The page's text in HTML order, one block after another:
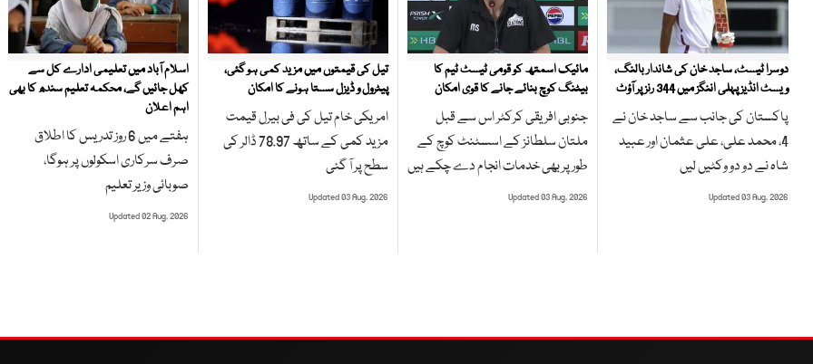
دوسرا ٹیسٹ، ساجد خان کی شاندار بالنگ،
ویسٹ انڈیز پہلی اننگز میں 344 رنز پر آؤٹ
پاکستان کی جانب سے ساجد خان نے
4، محمد علی، علی عثمان اور عبید
شاہ نے دو دو وکٹیں لیں
Updated 03 Aug, 2026
مائیک اسمتھ کو قومی ٹیسٹ ٹیم کا
بیٹنگ کوچ بنائے جانے کا قوی امکان
جنوبی افریقی کرکٹر اس سے قبل
ملتان سلطانز کے اسسٹنٹ کوچ کے
طور پر بھی خدمات انجام دے چکے ہیں
Updated 03 Aug, 2026
تیل کی قیمتوں میں مزید کمی ہو گئی،
پیٹرول و ڈیزل سستا ہونے کا امکان
امریکی خام تیل کی فی بیرل قیمت
مزید کمی کے ساتھ 78.97 ڈالر کی
سطح پر آ گئی
Updated 03 Aug, 2026
اسلام آباد میں تعلیمی ادارے کل سے
کھل جائیں گے، محکمہ تعلیم سندھ کا بھی
اہم اعلان
ہفتے میں 6 روز تدریس کا اطلاق
صرف سرکاری اسکولوں پر ہوگا،
صوبائی وزیر تعلیم
Updated 02 Aug, 2026